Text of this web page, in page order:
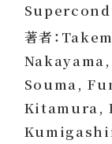
著者：
Souma,
Kitamura,